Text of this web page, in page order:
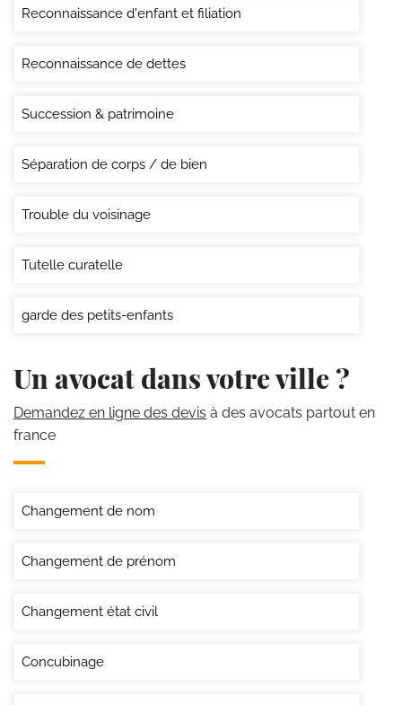
Reconnaissance d'enfant et filiation
Reconnaissance de dettes
Succession & patrimoine
Séparation de corps / de bien
Trouble du voisinage
Tutelle curatelle
garde des petits-enfants
Un avocat dans votre ville ?
Demandez en ligne des devis à des avocats partout en
france
Changement de nom
Changement de prénom
Changement état civil
Concubinage